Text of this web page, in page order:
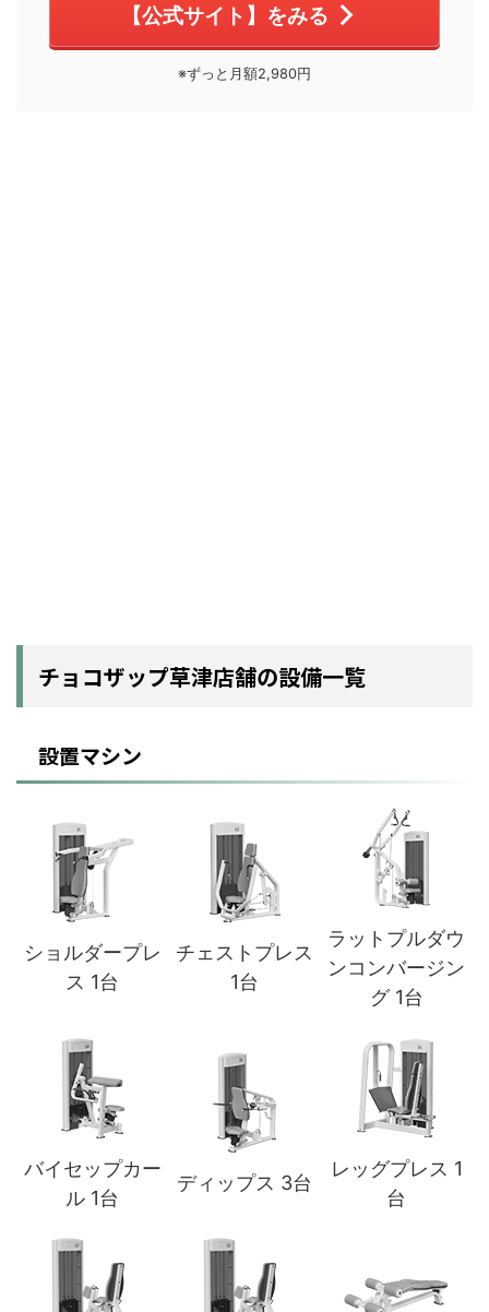
【公式サイト】をみる
※ずっと月額2,980円
チョコザップ草津店舗の設備一覧
設置マシン
ショルダープレ
ス 1台
チェストプレス
1台
ラットプルダウ
ンコンバージン
グ 1台
バイセップカー
ル 1台
ディップス 3台
レッグプレス 1
台